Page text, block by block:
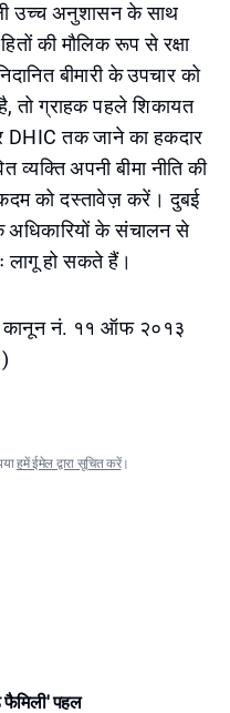
उच्च अनुशासन के साथ
की मौलिक रूप से रक्षा
बीमारी के उपचार को
तो ग्राहक पहले शिकायत
तक जाने का हकदार
व्यक्ति अपनी बीमा नीति की
को दस्तावेज़ करें। दुबई
अधिकारियों के संचालन से
लागू हो सकते हैं।
कानून नं. ११ ऑफ २०१३
हमें ईमेल द्वारा सूचित करें।
पहल